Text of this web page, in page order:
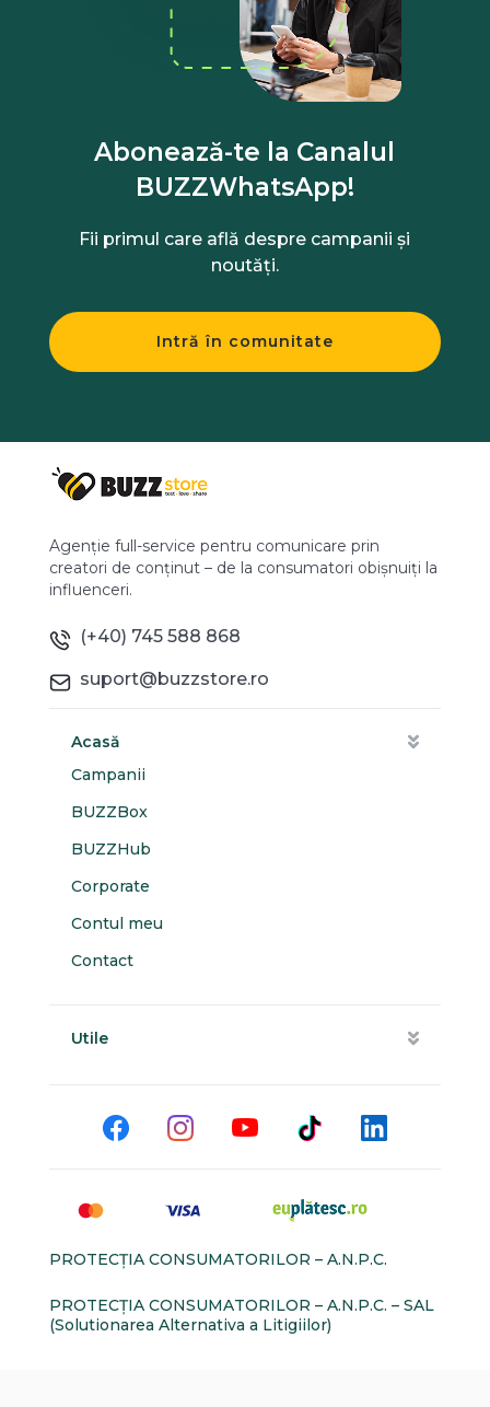
Abonează-te la Canalul
BUZZWhatsApp!
Fii primul care află despre campanii și
noutăți.
Intră în comunitate
Agenție full-service pentru comunicare prin
creatori de conținut – de la consumatori obișnuiți la
influenceri.
(+40) 745 588 868
suport@buzzstore.ro
Acasă
Campanii
BUZZBox
BUZZHub
Corporate
Contul meu
Contact
Utile
PROTECŢIA CONSUMATORILOR – A.N.P.C.
PROTECŢIA CONSUMATORILOR – A.N.P.C. – SAL
(Solutionarea Alternativa a Litigiilor)